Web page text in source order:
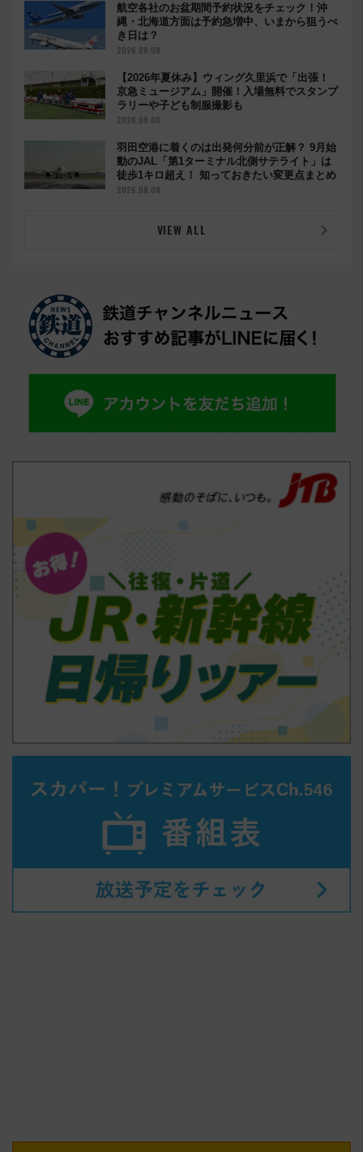
航空各社のお盆期間予約状況をチェック！沖
縄・北海道方面は予約急増中、いまから狙うべ
き日は？
2026.08.08
【2026年夏休み】ウィング久里浜で「出張！
京急ミュージアム」開催！入場無料でスタンプ
ラリーや子ども制服撮影も
2026.08.08
羽田空港に着くのは出発何分前が正解？ 9月始
動のJAL「第1ターミナル北側サテライト」は
徒歩1キロ超え！ 知っておきたい変更点まとめ
2026.08.08
VIEW ALL